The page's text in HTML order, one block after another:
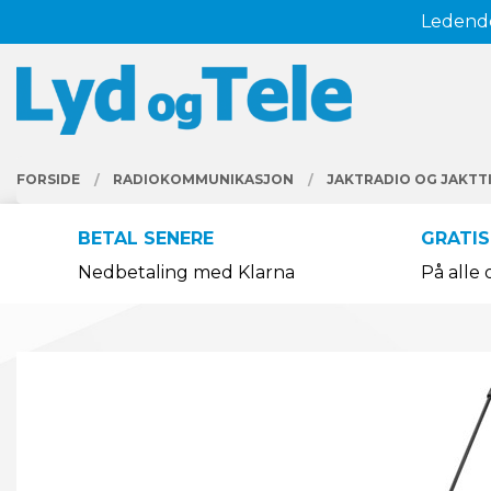
til
innholdet
PRODUKTER
FORSIDE RADIOKOMMUNIKASJON JAKTRADIO OG
BETAL SENERE
Nedbetaling med Klarna
På alle